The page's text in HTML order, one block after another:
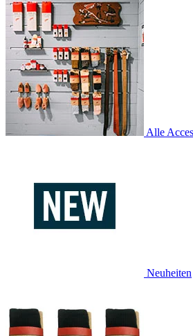
Alle
Neuheiten